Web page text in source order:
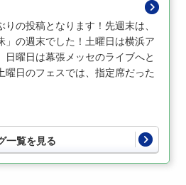
りの投稿となります！先週末は、
」の週末でした！土曜日は横浜ア
日曜日は幕張メッセのライブへと
曜日のフェスでは、指定席だった
一覧を見る